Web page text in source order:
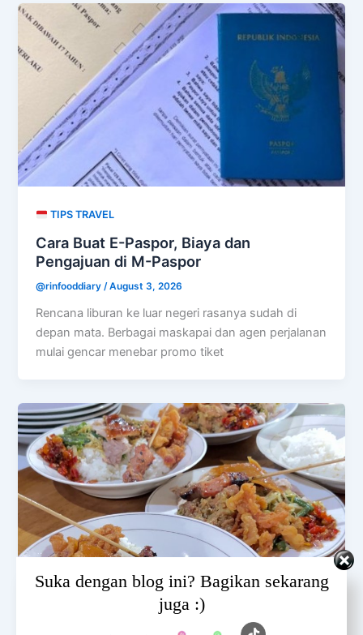
TIPS TRAVEL
Cara Buat E-Paspor, Biaya dan
Pengajuan di M-Paspor
@rinfooddiary/August 3, 2026
Rencana liburan ke luar negeri rasanya sudah di
depan mata. Berbagai maskapai dan agen perjalanan
mulai gencar menebar promo tiket
Suka dengan blog ini? Bagikan sekarang
juga :)
Set Youtube Channel ID